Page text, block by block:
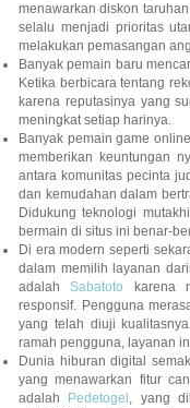
menawarkan diskon
selalu menjadi prioritas
melakukan pemasangan
Banyak pemain baru
Ketika berbicara tentang
karena reputasinya yang
meningkat setiap harinya.
Banyak pemain game
memberikan keuntungan
antara komunitas pecinta
dan kemudahan dalam
Didukung teknologi
bermain di situs ini benar-
Di era modern seperti
dalam memilih layanan
adalahSabatoto karena
responsif. Pengguna
yang telah diuji
ramah pengguna, layanan
Dunia hiburan digital
yang menawarkan fitur
adalah
Pedetogel , yang